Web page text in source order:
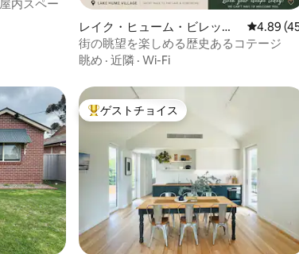
屋内スペー
レイク・ヒューム・ビレッジ
の一軒家
レビュー
4.89
街の眺望を楽しめる歴史あるコテージ
眺め · 近隣 · Wi-Fi
大好評のゲストチョイスです。
ゲストチョイス